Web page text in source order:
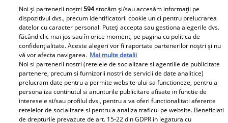
Avantaje
Ea - 52, el - 29, atât aveau când s-
au îndrăgostit, dar iubirea nu a
Noi și partenerii noștri594stocăm și/sau accesăm informații pe
dispozitivul dvs., precum identificatorii cookie unici pentru prelucrarea
datelor cu caracter personal. Puteți accepta sau gestiona alegerile dvs.
făcând clic mai jos sau în orice moment, pe pagina cu politica de
confidențialitate. Aceste alegeri vor fi raportate partenerilor noștri și nu
vă vor afecta navigarea. Mai multe detalii
Noi si partenerii nostri (retelele de socializare si agentiile de publicitate
partenere, precum si furnizorii nostri de servicii de date analitice)
prelucram date pentru a permite website-ului sa functioneze, pentru a
personaliza continutul si anunturile publicitare afisate in functie de
interesele si/sau profilul dvs., pentru a va oferi functionalitati aferente
retelelor de socializare si pentru a analiza traficul pe website. Beneficiati
de drepturile prevazute de art. 15-22 din GDPR in legatura cu